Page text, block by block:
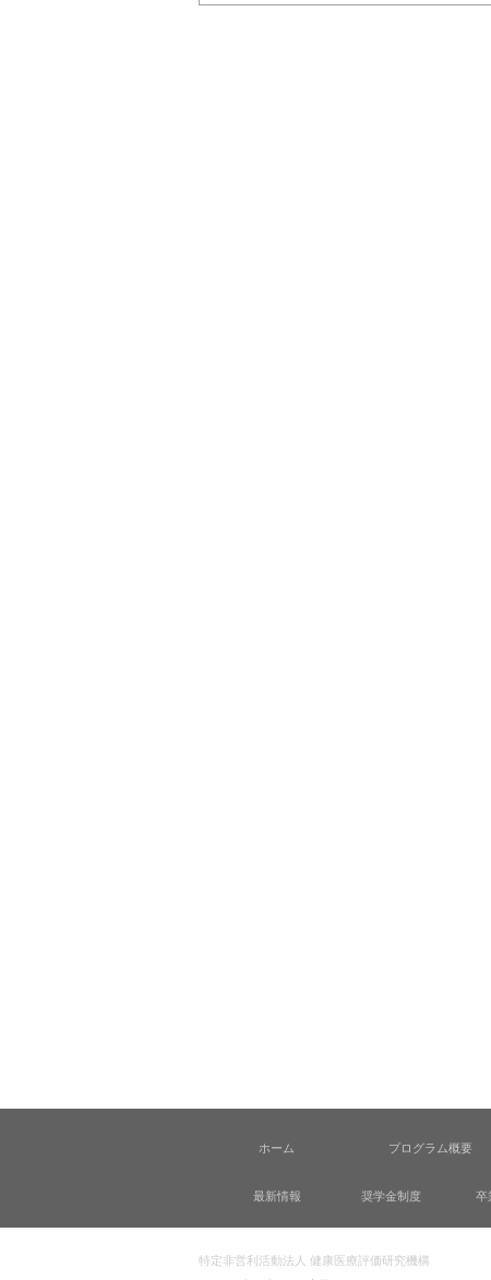
ホーム プログラム概要
卒
最新情報 奨学金制度
特定非営利活動法人 健康医療評価研究機構